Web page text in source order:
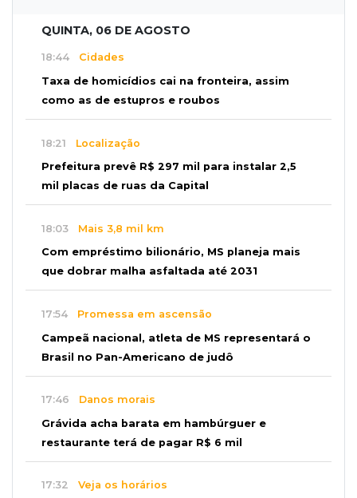
QUINTA, 06 DE AGOSTO
18:44 Cidades
Taxa de homicídios cai na fronteira, assim
como as de estupros e roubos
18:21 Localização
Prefeitura prevê R$ 297 mil para instalar 2,5
mil placas de ruas da Capital
18:03 Mais 3,8 mil km
Com empréstimo bilionário, MS planeja mais
que dobrar malha asfaltada até 2031
17:54 Promessa em ascensão
Campeã nacional, atleta de MS representará o
Brasil no Pan-Americano de judô
17:46 Danos morais
Grávida acha barata em hambúrguer e
restaurante terá de pagar R$ 6 mil
17:32 Veja os horários